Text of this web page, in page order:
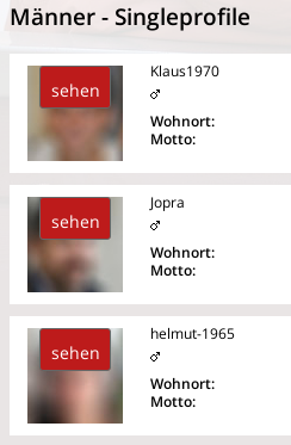
Männer - Singleprofile
sehen
Klaus1970
Wohnort:
Motto:
sehen
Jopra
Wohnort:
Motto:
sehen
helmut-1965
Wohnort:
Motto: